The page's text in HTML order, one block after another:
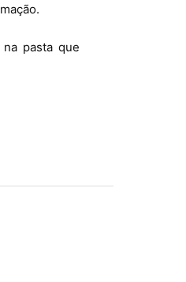
pasta que